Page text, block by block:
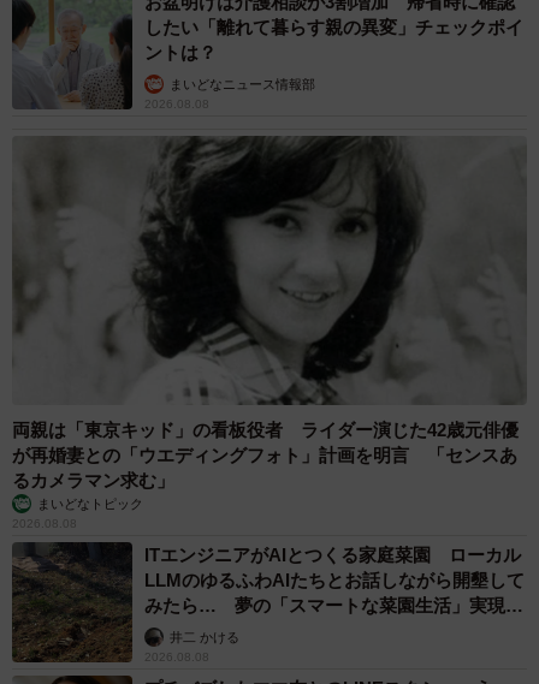
ださる方がほとんどだったので、日本の教育の過程で学ん
だ『ことわざ』の知識がこういうところで多く垣間見える
のが面白いなと思いました」
3/4
本物の道具とサイズを比べると…（蒼喬さん提供）
したい「離れて暮らす親の異変」チェックポイ
ントは？
まいどなニュース情報部
2026.08.08
両親は「東京キッド」の看板役者 ライダー演じた42歳元俳優
が再婚妻との「ウエディングフォト」計画を明言 「センスあ
るカメラマン求む」
まいどなトピック
2026.08.08
ITエンジニアがAIとつくる家庭菜園 ローカル
LLMのゆるふわAIたちとお話しながら開墾して
みたら… 夢の「スマートな菜園生活」実現な
るか井二 かける
2026.08.08